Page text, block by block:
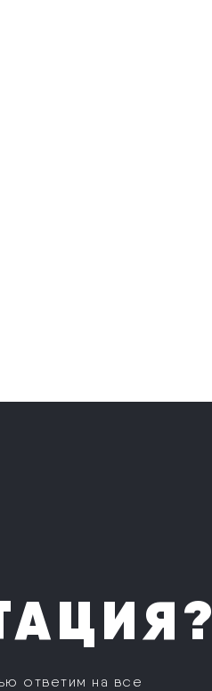
ответим на все